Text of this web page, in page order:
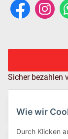
Wie wir
Durch Klicken
Sicher bezahlen